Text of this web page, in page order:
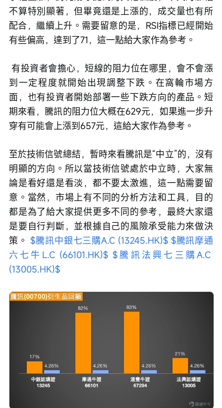
不算特別顯著，但畢竟還是上漲的，成交量也有所
配合，繼續上升。需要留意的是，RSI指標已經開始
有些偏高，達到了71，這一點給大家作為參考。
到一定程度就開始出現調整下跌。在窩輪市場方
面，也有投資者開始部署一些下跌方向的產品。短
期來看，騰訊的阻力位大概在629元，如果進一步升
穿有可能會上漲到657元，這給大家作為參考。
至於技術信號總結，暫時來看騰訊是“中立”的，沒有
明顯的方向。所以當技術信號處於中立時，大家無
論是看好還是看淡，都不要太激進，這一點需要留
意。當然，市場上有不同的分析方法和工具，目的
都是為了給大家提供更多不同的參考，最終大家還
是要自行判斷，並根據自己的風險承受能力來做決
策。 $騰訊中銀七三購A.C (13245.HK)$ $騰訊摩通
六七牛L.C (66101.HK)$ $騰訊法興七三購A.C
(13005.HK)$